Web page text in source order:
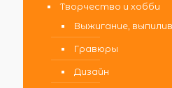
Творчество и хобби
Выжигание,
Гравюры
Дизайн